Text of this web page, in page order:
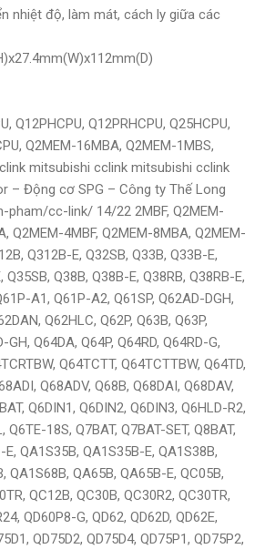
nhiệt độ, làm mát, cách ly giữa các
Q12PHCPU, Q12PRHCPU, Q25HCPU,
Q2MEM-16MBA, Q2MEM-1MBS,
mitsubishi cclink mitsubishi cclink
– Động cơ SPG – Công ty Thế Long
cc-link/ 14/22 2MBF, Q2MEM-
Q2MEM-4MBF, Q2MEM-8MBA, Q2MEM-
Q312B-E, Q32SB, Q33B, Q33B-E,
Q35SB, Q38B, Q38B-E, Q38RB, Q38RB-E,
A1, Q61P-A2, Q61SP, Q62AD-DGH,
Q62HLC, Q62P, Q63B, Q63P,
GH, Q64DA, Q64P, Q64RD, Q64RD-G,
Q64TCTT, Q64TCTTBW, Q64TD,
Q68ADV, Q68B, Q68DAI, Q68DAV,
Q6DIN1, Q6DIN2, Q6DIN3, Q6HLD-R2,
18S, Q7BAT, Q7BAT-SET, Q8BAT,
E, QA1S35B, QA1S35B-E, QA1S38B,
QA1S68B, QA65B, QA65B-E, QC05B,
QC12B, QC30B, QC30R2, QC30TR,
QD60P8-G, QD62, QD62D, QD62E,
QD75D2, QD75D4, QD75P1, QD75P2,